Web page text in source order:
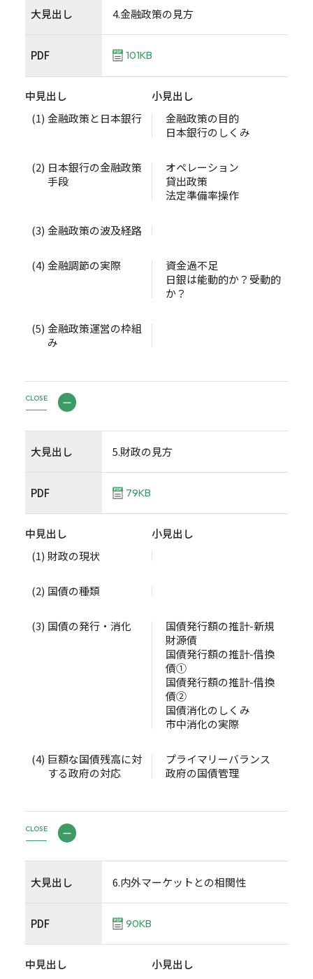
大見出し 4.金融政策の見方
中見出し
小見出し
(1) 金融政策と日本銀行
金融政策の目的
日本銀行のしくみ
(2) 日本銀行の金融政策
手段
オペレーション
貸出政策
法定準備率操作
(3) 金融政策の波及経路
(4) 金融調節の実際
資金過不足
日銀は能動的か？受動的
か？
(5) 金融政策運営の枠組
み
PDF 101KB
CLOSE
大見出し 5.財政の見方
中見出し
小見出し
(1) 財政の現状
(2) 国債の種類
(3) 国債の発行・消化
国債発行額の推計-新規
財源債
国債発行額の推計-借換
債①
国債発行額の推計-借換
債②
国債消化のしくみ
市中消化の実際
(4) 巨額な国債残高に対
する政府の対応
プライマリーバランス
政府の国債管理
PDF 79KB
CLOSE
大見出し 6.内外マーケットとの相関性
中見出し
小見出し
PDF 90KB